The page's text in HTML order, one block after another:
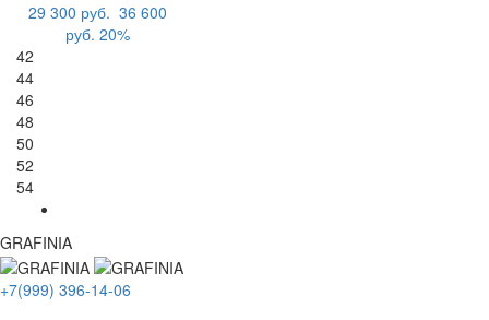
29 300 руб. 36 600
руб. 20%
42
44
46
48
50
52
54
GRAFINIA
+7(999) 396-14-06